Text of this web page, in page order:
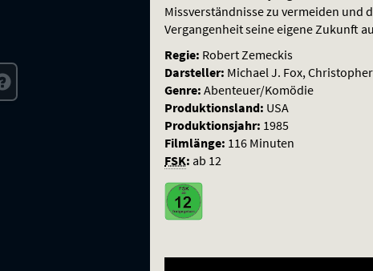
Missverständnisse zu vermeiden und
Vergangenheit seine eigene Zukunft
Regie: Robert Zemeckis
Darsteller: Michael J. Fox,
Genre: Abenteuer/Komödie
Produktionsland: USA
Produktionsjahr: 1985
Filmlänge: 116 Minuten
FSK: ab 12